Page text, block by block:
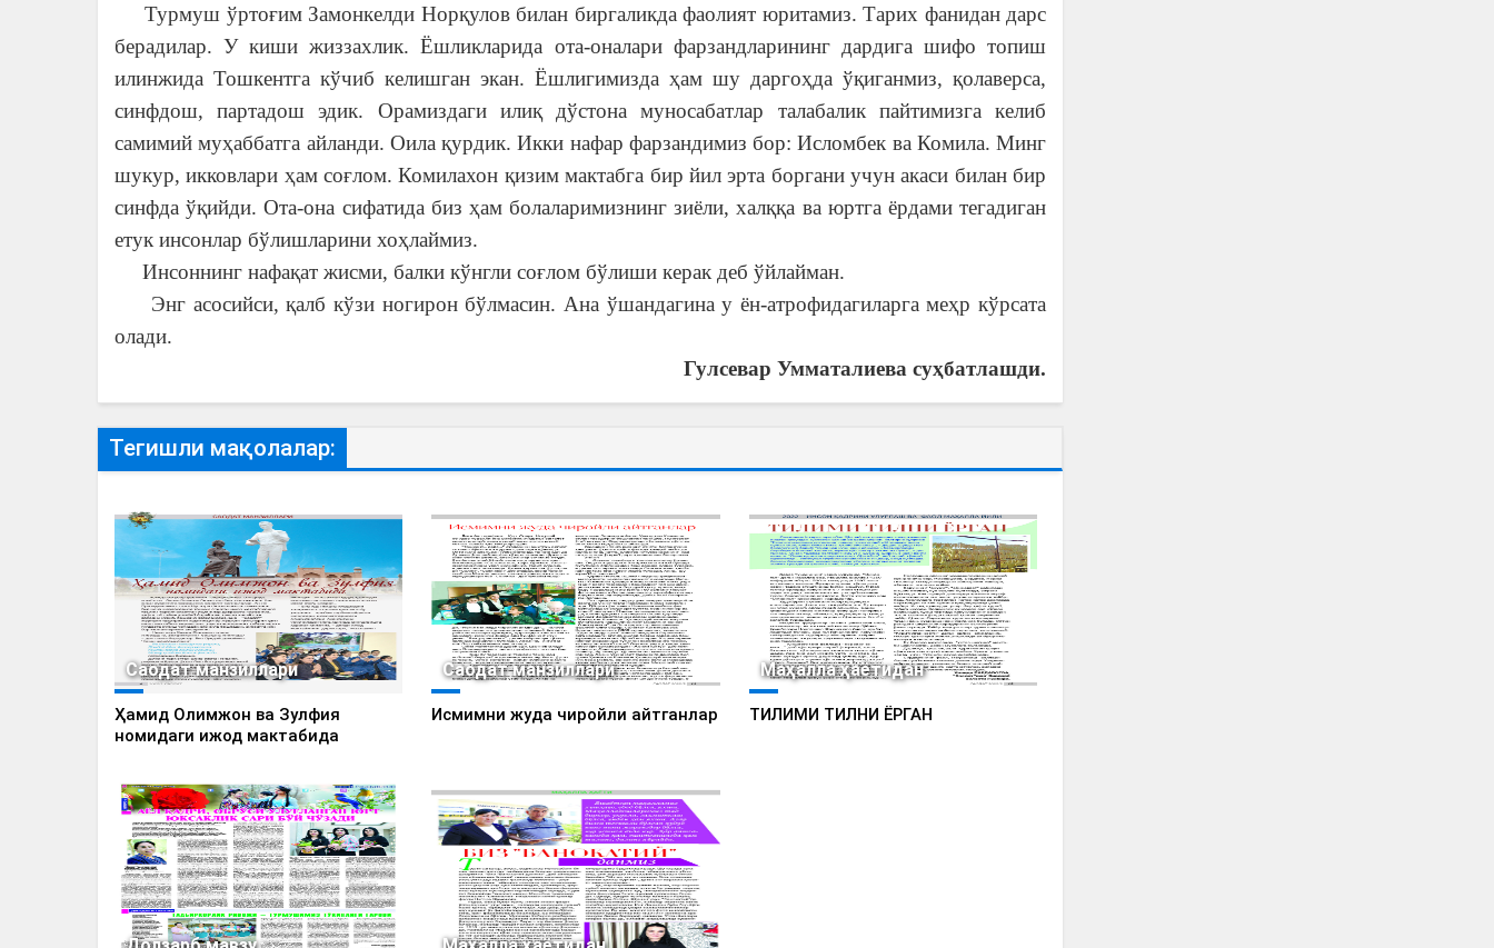
Турмуш ўртоғим Замонкелди Норқулов билан биргаликда фаолият юритамиз. Тарих фанидан дарс
берадилар. У киши жиззахлик. Ёшликларида ота-оналари фарзандларининг дардига шифо топиш
илинжида Тошкентга кўчиб келишган экан. Ёшлигимизда ҳам шу даргоҳда ўқиганмиз, қолаверса,
синфдош, партадош эдик. Орамиздаги илиқ дўстона муносабатлар талабалик пайтимизга келиб
самимий муҳаббатга айланди. Оила қурдик. Икки нафар фарзандимиз бор: Исломбек ва Комила. Минг
шукур, икковлари ҳам соғлом. Комилахон қизим мактабга бир йил эрта боргани учун акаси билан бир
синфда ўқийди. Ота-она сифатида биз ҳам болаларимизнинг зиёли, халққа ва юртга ёрдами тегадиган
етук инсонлар бўлишларини хоҳлаймиз.
Инсоннинг нафақат жисми, балки кўнгли соғлом бўлиши керак деб ўйлайман.
Энг асосийси, қалб кўзи ногирон бўлмасин. Ана ўшандагина у ён-атрофидагиларга меҳр кўрсата
олади.
Гулсевар Умматалиева суҳбатлашди.
Тегишли мақолалар:
Саодат манзиллари
Ҳамид Олимжон ва Зулфия
номидаги ижод мактабида
Саодат манзиллари
Исмимни жуда чиройли айтганлар
Маҳалла ҳаётидан
ТИЛИМИ ТИЛНИ ЁРГАН